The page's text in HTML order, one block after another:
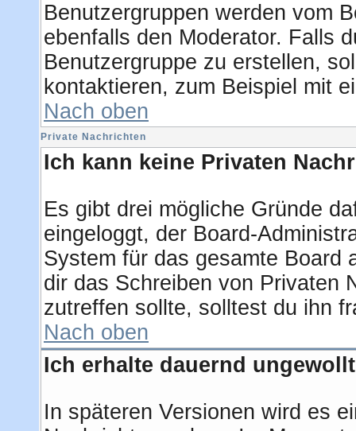
Benutzergruppen werden vom
ebenfalls den Moderator. Falls
Benutzergruppe zu erstellen,
kontaktieren, zum Beispiel mit
Nach oben
Private Nachrichten
Ich kann keine Privaten
Es gibt drei mögliche Gründe
eingeloggt, der Board-
System für das gesamte Board
dir das Schreiben von Privaten
zutreffen sollte, solltest du ihn
Nach oben
Ich erhalte dauernd
In späteren Versionen wird es